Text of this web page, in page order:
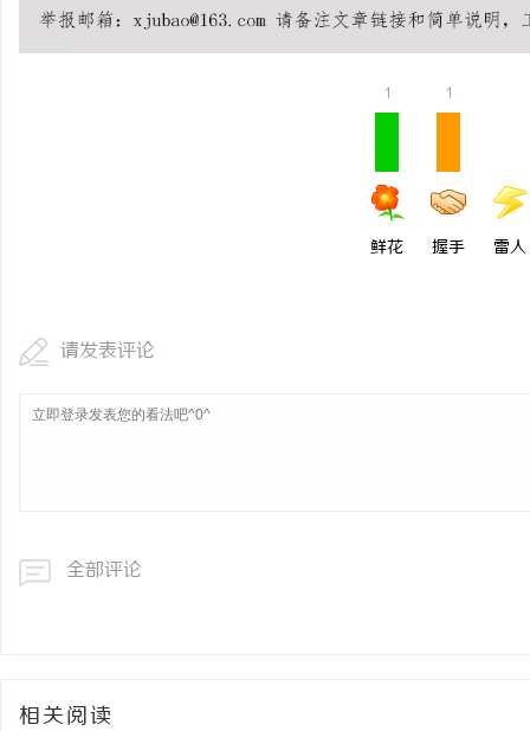
1
鲜花
1
握手 雷人
请发表评论
全部评论
相关阅读